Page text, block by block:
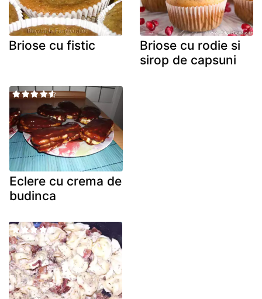
Briose cu fistic
Briose cu rodie si
sirop de capsuni
Eclere cu crema de
budinca